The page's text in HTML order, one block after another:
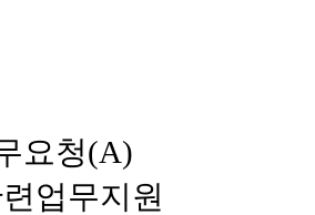
환불
요청(A)
업무지원